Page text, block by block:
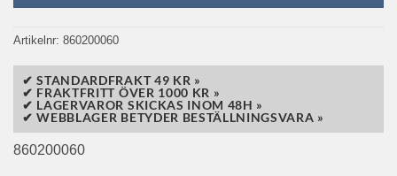
Artikelnr: 860200060
✔ STANDARDFRAKT 49 KR »
✔ FRAKTFRITT ÖVER 1000 KR »
✔ LAGERVAROR SKICKAS INOM 48H »
✔ WEBBLAGER BETYDER BESTÄLLNINGSVARA »
860200060